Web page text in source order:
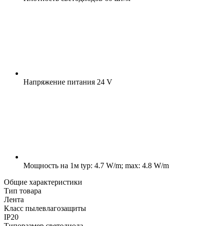
Напряжение питания 24 V
Мощность на 1м typ: 4.7 W/m; max: 4.8 W/m
Общие характеристики
Тип товара
Лента
Класс пылевлагозащиты
IP20